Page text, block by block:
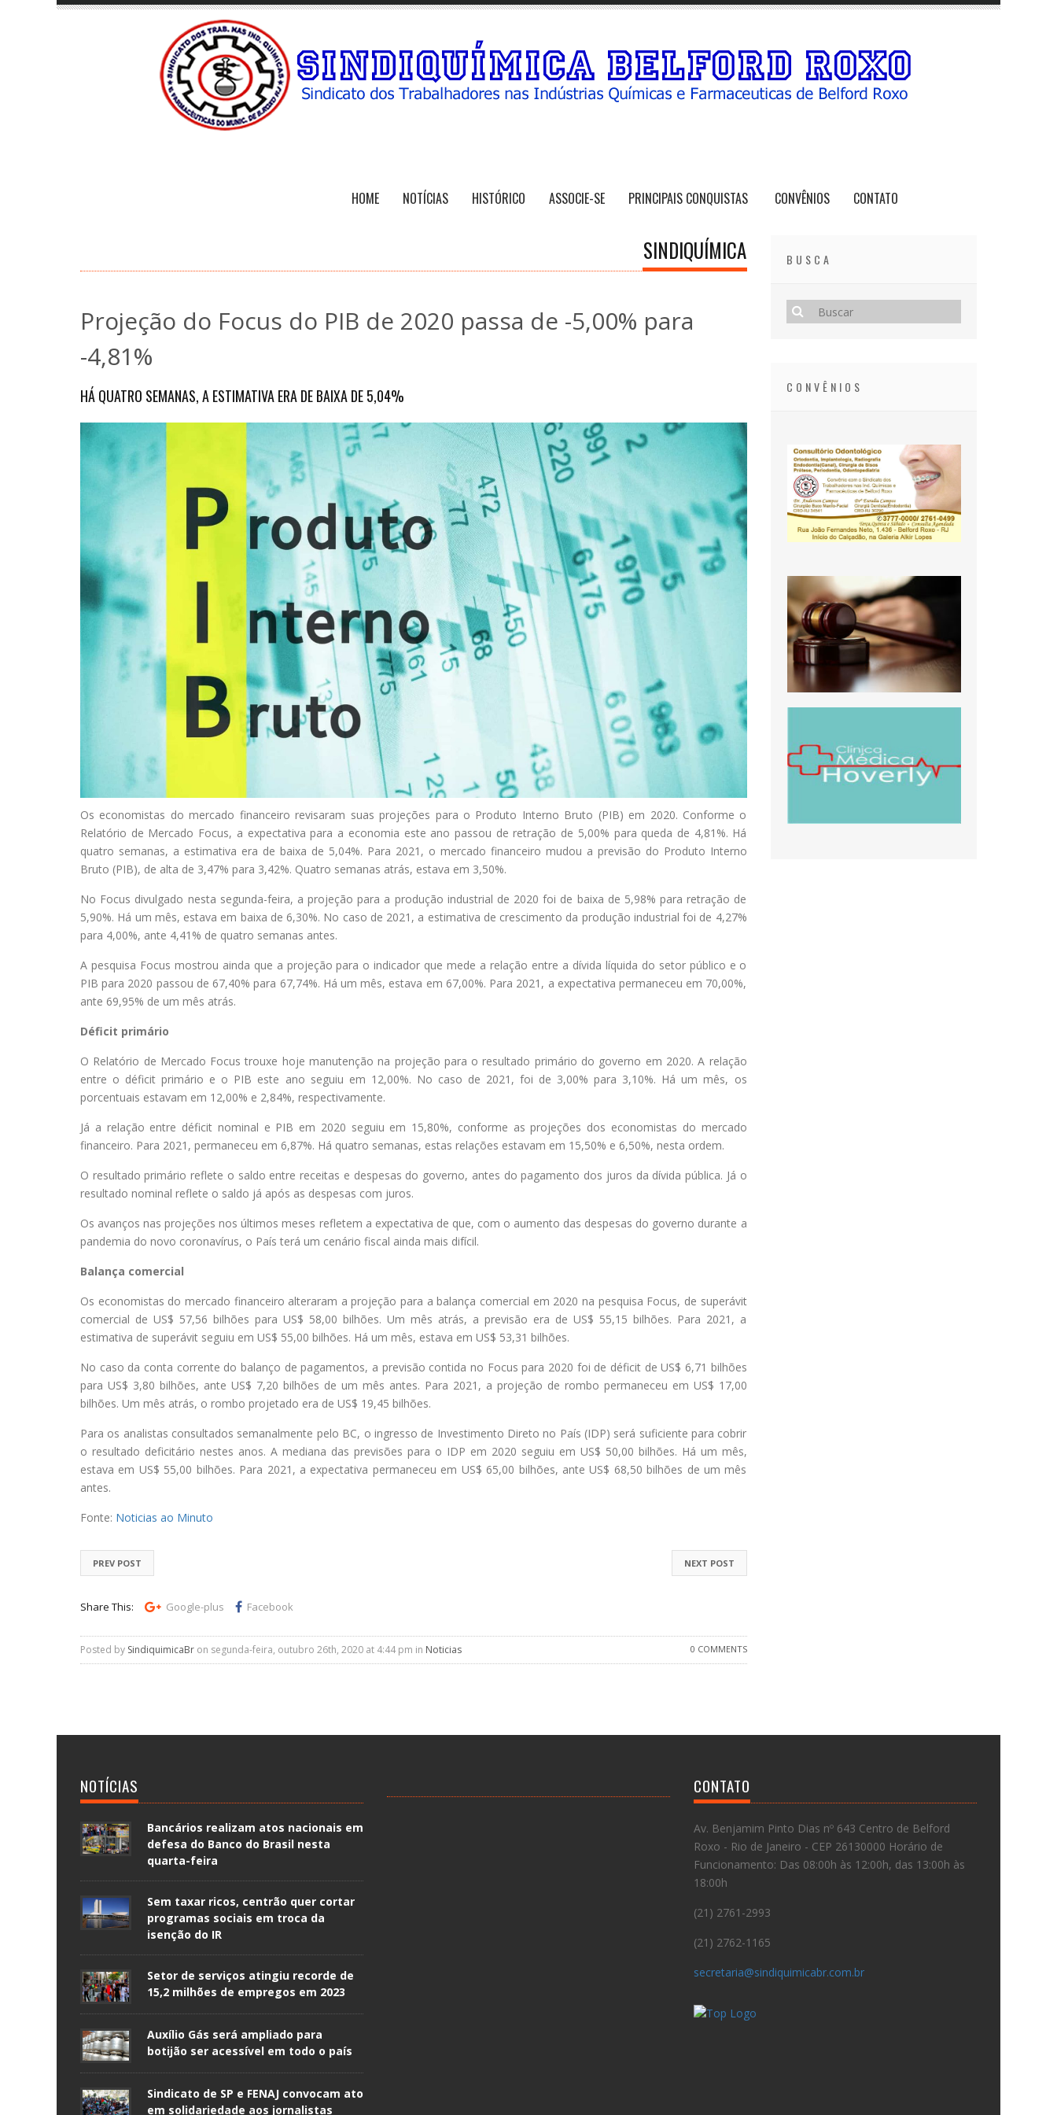
HOME NOTÍCIAS HISTÓRICO ASSOCIE-SE PRINCIPAIS CONQUISTAS CONVÊNIOS CONTATO
SINDIQUÍMICA
Projeção do Focus do PIB de 2020 passa de -5,00% para
-4,81%
HÁ QUATRO SEMANAS, A ESTIMATIVA ERA DE BAIXA DE 5,04%
Os economistas do mercado financeiro revisaram suas projeções para o Produto Interno Bruto (PIB) em 2020. Conforme o
Relatório de Mercado Focus, a expectativa para a economia este ano passou de retração de 5,00% para queda de 4,81%. Há
quatro semanas, a estimativa era de baixa de 5,04%. Para 2021, o mercado financeiro mudou a previsão do Produto Interno
Bruto (PIB), de alta de 3,47% para 3,42%. Quatro semanas atrás, estava em 3,50%.
No Focus divulgado nesta segunda-feira, a projeção para a produção industrial de 2020 foi de baixa de 5,98% para retração de
5,90%. Há um mês, estava em baixa de 6,30%. No caso de 2021, a estimativa de crescimento da produção industrial foi de 4,27%
para 4,00%, ante 4,41% de quatro semanas antes.
A pesquisa Focus mostrou ainda que a projeção para o indicador que mede a relação entre a dívida líquida do setor público e o
PIB para 2020 passou de 67,40% para 67,74%. Há um mês, estava em 67,00%. Para 2021, a expectativa permaneceu em 70,00%,
ante 69,95% de um mês atrás.
Déficit primário
O Relatório de Mercado Focus trouxe hoje manutenção na projeção para o resultado primário do governo em 2020. A relação
entre o déficit primário e o PIB este ano seguiu em 12,00%. No caso de 2021, foi de 3,00% para 3,10%. Há um mês, os
porcentuais estavam em 12,00% e 2,84%, respectivamente.
Já a relação entre déficit nominal e PIB em 2020 seguiu em 15,80%, conforme as projeções dos economistas do mercado
financeiro. Para 2021, permaneceu em 6,87%. Há quatro semanas, estas relações estavam em 15,50% e 6,50%, nesta ordem.
O resultado primário reflete o saldo entre receitas e despesas do governo, antes do pagamento dos juros da dívida pública. Já o
resultado nominal reflete o saldo já após as despesas com juros.
Os avanços nas projeções nos últimos meses refletem a expectativa de que, com o aumento das despesas do governo durante a
pandemia do novo coronavírus, o País terá um cenário fiscal ainda mais difícil.
Balança comercial
Os economistas do mercado financeiro alteraram a projeção para a balança comercial em 2020 na pesquisa Focus, de superávit
comercial de US$ 57,56 bilhões para US$ 58,00 bilhões. Um mês atrás, a previsão era de US$ 55,15 bilhões. Para 2021, a
estimativa de superávit seguiu em US$ 55,00 bilhões. Há um mês, estava em US$ 53,31 bilhões.
No caso da conta corrente do balanço de pagamentos, a previsão contida no Focus para 2020 foi de déficit de US$ 6,71 bilhões
para US$ 3,80 bilhões, ante US$ 7,20 bilhões de um mês antes. Para 2021, a projeção de rombo permaneceu em US$ 17,00
bilhões. Um mês atrás, o rombo projetado era de US$ 19,45 bilhões.
Para os analistas consultados semanalmente pelo BC, o ingresso de Investimento Direto no País (IDP) será suficiente para cobrir
o resultado deficitário nestes anos. A mediana das previsões para o IDP em 2020 seguiu em US$ 50,00 bilhões. Há um mês,
estava em US$ 55,00 bilhões. Para 2021, a expectativa permaneceu em US$ 65,00 bilhões, ante US$ 68,50 bilhões de um mês
antes.
Fonte: Noticias ao Minuto
NEXT POST
PREV POST
Share This: Google-plus Facebook
0 COMMENTS
Posted by SindiquimicaBr on segunda-feira, outubro 26th, 2020 at 4:44 pm in Noticias
BUSCA
CONVÊNIOS
NOTÍCIAS
Bancários realizam atos nacionais em
defesa do Banco do Brasil nesta
quarta-feira
Sem taxar ricos, centrão quer cortar
programas sociais em troca da
isenção do IR
Setor de serviços atingiu recorde de
15,2 milhões de empregos em 2023
Auxílio Gás será ampliado para
botijão ser acessível em todo o país
Sindicato de SP e FENAJ convocam ato
em solidariedade aos jornalistas
CONTATO
Av. Benjamim Pinto Dias nº 643 Centro de Belford
Roxo - Rio de Janeiro - CEP 26130000 Horário de
Funcionamento: Das 08:00h às 12:00h, das 13:00h às
18:00h
(21) 2761-2993
(21) 2762-1165
secretaria@sindiquimicabr.com.br